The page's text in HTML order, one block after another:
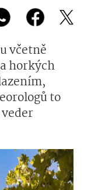
včetně
horkých
to